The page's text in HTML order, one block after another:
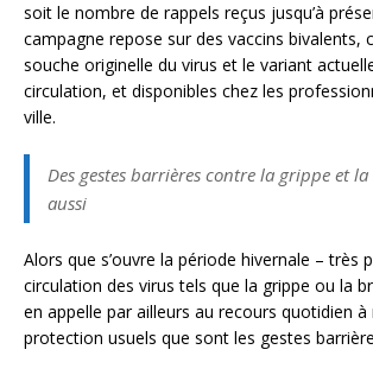
soit le nombre de rappels reçus jusqu’à
campagne repose sur des vaccins bivalents,
souche originelle du virus et le variant
circulation, et disponibles chez les
ville.
Des gestes barrières contre la grippe et
aussi
Alors que s’ouvre la période hivernale – très
circulation des virus tels que la grippe ou la
en appelle par ailleurs au recours quotidien
protection usuels que sont les gestes